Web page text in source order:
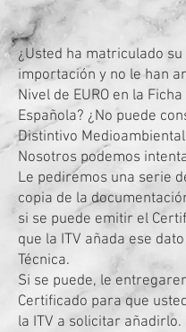
¿Usted ha matriculado
importación y no le han
Nivel de EURO en la Ficha
Española? ¿No puede
Distintivo
Nosotros podemos
Le pediremos una serie
copia de la
si se puede emitir el
que la ITV añada ese
Técnica.
Si se puede, le
Certificado para que
la ITV a solicitar añadirlo.